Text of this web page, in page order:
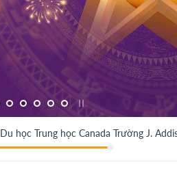
Du học Trung học Canada Trường J.